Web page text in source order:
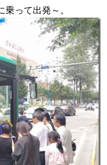
って出発～。